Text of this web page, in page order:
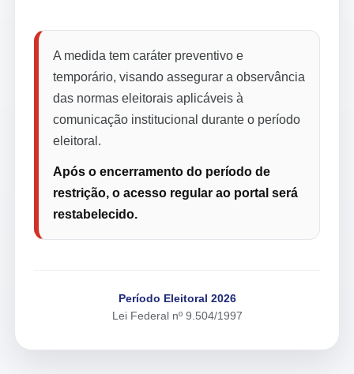
A medida tem caráter preventivo e
temporário, visando assegurar a observância
das normas eleitorais aplicáveis à
comunicação institucional durante o período
eleitoral.
Após o encerramento do período de
restrição, o acesso regular ao portal será
restabelecido.
Período Eleitoral 2026
Lei Federal nº 9.504/1997